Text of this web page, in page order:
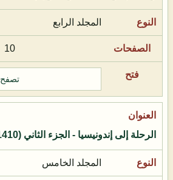
المجلد الرابع
10
تصفح
الرحلة إلى إندونيسيا - الجزء الثاني (1410هـ - 1990م)
المجلد الخامس